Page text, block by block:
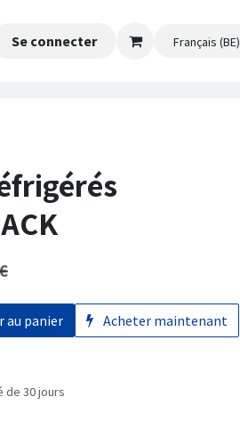
Se connecter Français (BE)
au panier Acheter maintenant
de 30 jours